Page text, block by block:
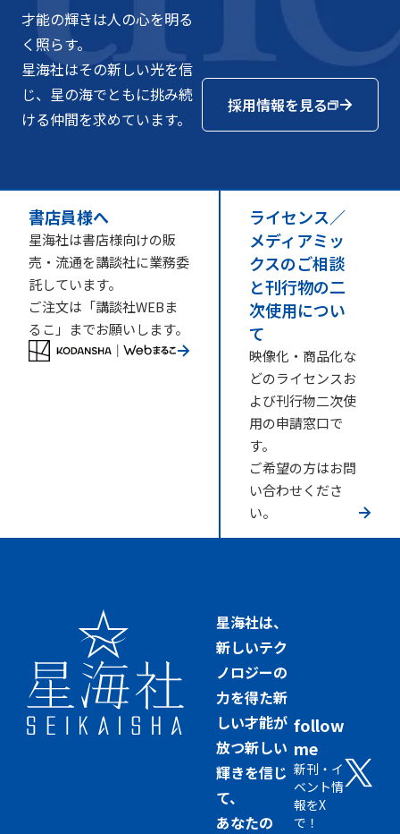
才能の輝きは人の心を明る
く照らす。
星海社はその新しい光を信
じ、星の海でともに挑み続
ける仲間を求めています。
採用情報を見る
書店員様へ
星海社は書店様向けの販
売・流通を講談社に業務委
託しています。
ご注文は「講談社WEBま
るこ」までお願いします。
ライセンス／
メディアミッ
クスのご相談
と刊行物の二
次使用につい
て
映像化・商品化な
どのライセンスお
よび刊行物二次使
用の申請窓口で
す。
ご希望の方はお問
い合わせくださ
い。
星海社は、
新しいテク
ノロジーの
力を得た新
しい才能が
放つ新しい
輝きを信じ
て、
あなたの
follow
me
新刊・イ
ベント情
報をX
で！